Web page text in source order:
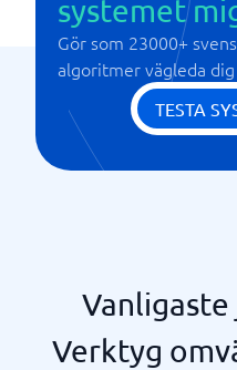
systemet
Gör som 23000+
algoritmer vägleda
TESTA
Verktyg